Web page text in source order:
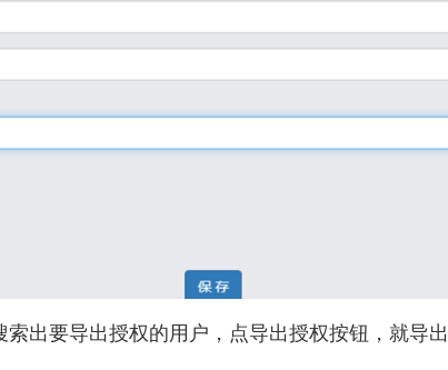
出要导出授权的用户，点导出授权按钮，就导出